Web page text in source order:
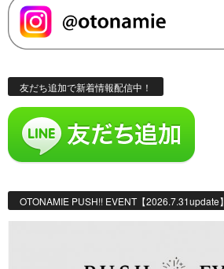
友だち追加で新着情報配信中！
OTONAMIE PUSH!! EVENT【2026.7.31update】